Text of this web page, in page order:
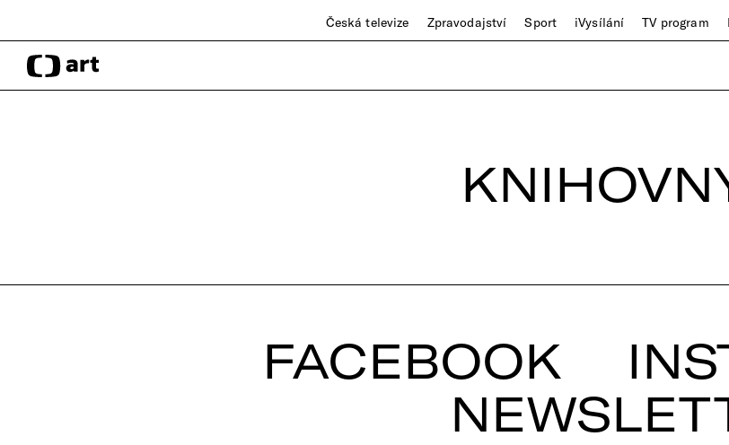
Česká televize Zpravodajství Sport iVysílání TV program
FACEBOOK